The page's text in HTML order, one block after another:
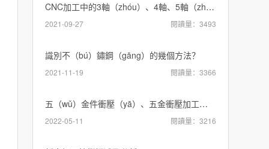
CNC加工中的3軸（zhóu）、4軸、5軸（zhóu）有什（shí）麽區別？
2021-09-27 閱讀量：3493
識別不（bú）鏽鋼（gāng）的幾個方法？
2021-11-19 閱讀量：3366
五（wǔ）金件衝壓（yā）、五金衝壓加工特點和優勢
2022-05-11 閱讀量：3216